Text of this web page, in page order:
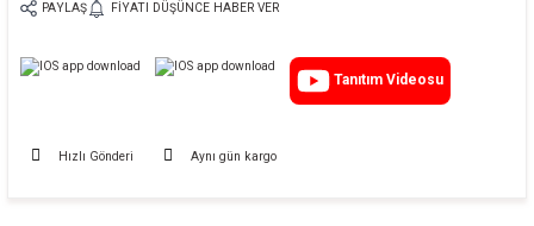
PAYLAŞ FIYATI DÜŞÜNCE HABER VER
Tanıtım Videosu
Hızlı Gönderi Aynı gün kargo